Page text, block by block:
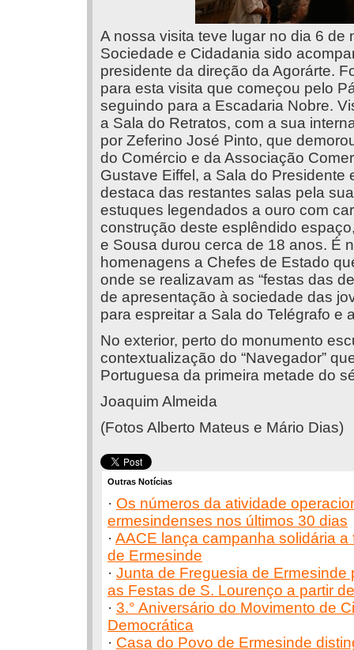
A nossa visita teve lugar no dia 6
Sociedade e Cidadania sido
presidente da direção da Agorárte.
para esta visita que começou pelo
seguindo para a Escadaria Nobre.
a Sala do Retratos, com a sua
por Zeferino José Pinto, que
do Comércio e da Associação
Gustave Eiffel, a Sala do
destaca das restantes salas pela
estuques legendados a ouro com
construção deste esplêndido
e Sousa durou cerca de 18 anos. É
homenagens a Chefes de Estado
onde se realizavam as “festas das
de apresentação à sociedade das
para espreitar a Sala do Telégrafo e
No exterior, perto do monumento
contextualização do “Navegador”
Portuguesa da primeira metade do
Joaquim Almeida
(Fotos Alberto Mateus e Mário Dias)
Outras Notícias
· Os números da atividade
ermesindenses nos últimos 30 dias
· AACE lança campanha solidária
de Ermesinde
· Junta de Freguesia de Ermesinde
as Festas de S. Lourenço a partir
· 3.° Aniversário do Movimento de
Democrática
· Casa do Povo de Ermesinde